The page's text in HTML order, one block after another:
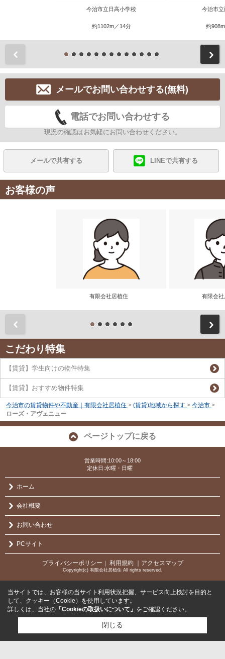
今治市立日高小学校
約1102m／14分
今治市
約
メールでお問い合わせする(無料)
電話でお問い合わせする
現況の確認はお気軽にお問い合わせください。
メールで共有する LINEで共有する
お客様の声
有限会社居植住 有限会
こだわり特集
【賃貸】学生向けの物件特集
【賃貸】おすすめ物件特集
今治市の賃貸物件や不動産｜有限会社居植住 > (賃貸)地域から探す > 今治市 >
ローズ・アヴェニュー
ページトップに戻る
営業時間:10:00～18:00
定休日:水曜・日曜
ホーム
会社概要
お問い合わせ
PCサイト
プライバシーポリシー 利用規約 ｜アクセスマップ
Copyright(c) 有限会社居植住 All rights reserved.
当サイトでは、お客様の当サイト利用状況把握、サービス向上検討を目的と
して、クッキー（Cookie）を使用しています。
詳しくは、当社の 「Cookieの取扱いについて」 をご確認ください。
閉じる